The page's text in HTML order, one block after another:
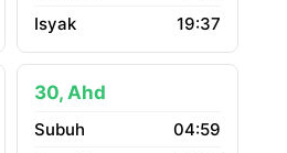
19:37
30, Ahd
04:59